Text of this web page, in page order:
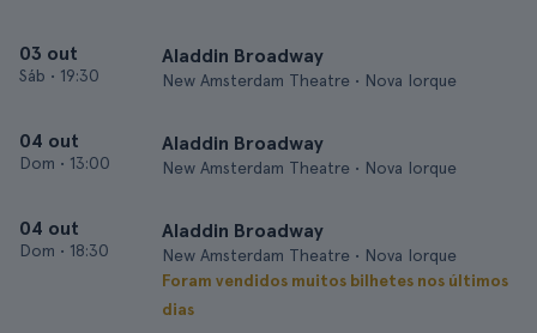
03 out
Sáb • 19:30
Aladdin Broadway
New Amsterdam Theatre • Nova Iorque
04 out
Dom • 13:00
Aladdin Broadway
New Amsterdam Theatre • Nova Iorque
04 out
Dom • 18:30
Aladdin Broadway
New Amsterdam Theatre • Nova Iorque
Foram vendidos muitos bilhetes nos últimos
dias